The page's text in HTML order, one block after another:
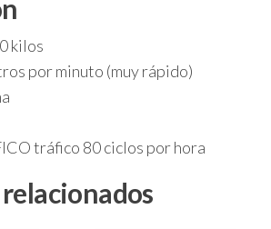
kilos
por minuto (muy rápido)
tráfico 80 ciclos por hora